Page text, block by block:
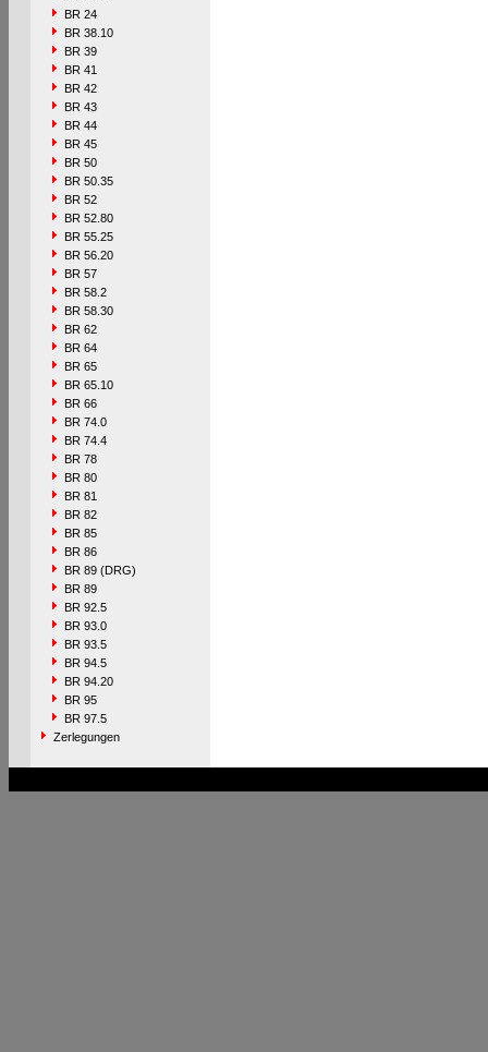
BR 24
BR 38.10
BR 39
BR 41
BR 42
BR 43
BR 44
BR 45
BR 50
BR 50.35
BR 52
BR 52.80
BR 55.25
BR 56.20
BR 57
BR 58.2
BR 58.30
BR 62
BR 64
BR 65
BR 65.10
BR 66
BR 74.0
BR 74.4
BR 78
BR 80
BR 81
BR 82
BR 85
BR 86
BR 89 (DRG)
BR 89
BR 92.5
BR 93.0
BR 93.5
BR 94.5
BR 94.20
BR 95
BR 97.5
Zerlegungen